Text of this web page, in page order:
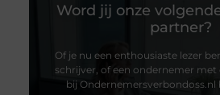
Word jij onze
partner?
Of je nu een enthousiaste lezer
schrijver, of een ondernemer
bij Ondernemersverbondoss.nl